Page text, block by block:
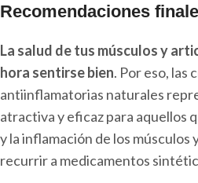
Recomendaciones
La salud de tus músculos y
hora sentirse bien. Por eso, las
antiinflamatorias naturales
atractiva y eficaz para aquellos
y la inflamación de los músculos
recurrir a medicamentos